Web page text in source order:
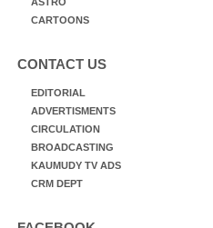
CARTOONS
CONTACT US
EDITORIAL
ADVERTISMENTS
CIRCULATION
BROADCASTING
KAUMUDY TV ADS
CRM DEPT